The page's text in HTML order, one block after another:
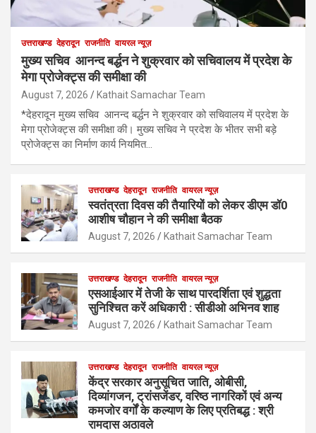
उत्तराखण्ड देहरादून राजनीति वायरल न्यूज़
मुख्य सचिव आनन्द बर्द्धन ने शुक्रवार को सचिवालय में प्रदेश के
मेगा प्रोजेक्ट्स की समीक्षा की
August 7, 2026 Kathait Samachar Team
*देहरादून मुख्य सचिव आनन्द बर्द्धन ने शुक्रवार को सचिवालय में प्रदेश के
मेगा प्रोजेक्ट्स की समीक्षा की। मुख्य सचिव ने प्रदेश के भीतर सभी बड़े
प्रोजेक्ट्स का निर्माण कार्य नियमित…
उत्तराखण्ड देहरादून राजनीति वायरल न्यूज़
स्वतंत्रता दिवस की तैयारियों को लेकर डीएम डॉ0
आशीष चौहान ने की समीक्षा बैठक
August 7, 2026 Kathait Samachar Team
उत्तराखण्ड देहरादून राजनीति वायरल न्यूज़
एसआईआर में तेजी के साथ पारदर्शिता एवं शुद्धता
सुनिश्चित करें अधिकारी : सीडीओ अभिनव शाह
August 7, 2026 Kathait Samachar Team
उत्तराखण्ड देहरादून राजनीति वायरल न्यूज़
केंद्र सरकार अनुसूचित जाति, ओबीसी,
दिव्यांगजन, ट्रांसजेंडर, वरिष्ठ नागरिकों एवं अन्य
कमजोर वर्गों के कल्याण के लिए प्रतिबद्ध : श्री
रामदास अठावले